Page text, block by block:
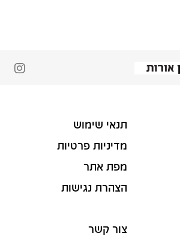
תנאי שימוש
מדיניות פרטיות
מפת אתר
הצהרת נגישות
צור קשר